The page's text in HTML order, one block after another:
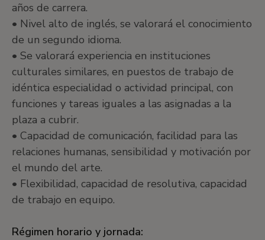
años de carrera.
• Nivel alto de inglés, se valorará el conocimiento
de un segundo idioma.
• Se valorará experiencia en instituciones
culturales similares, en puestos de trabajo de
idéntica especialidad o actividad principal, con
funciones y tareas iguales a las asignadas a la
plaza a cubrir.
• Capacidad de comunicación, facilidad para las
relaciones humanas, sensibilidad y motivación por
el mundo del arte.
• Flexibilidad, capacidad de resolutiva, capacidad
de trabajo en equipo.
Régimen horario y jornada: